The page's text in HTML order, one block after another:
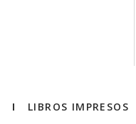
LIBROS IMPRESOS